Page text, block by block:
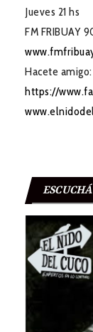
Jueves 21 hs
FM FRIBUAY
Hacete amigo:
https://